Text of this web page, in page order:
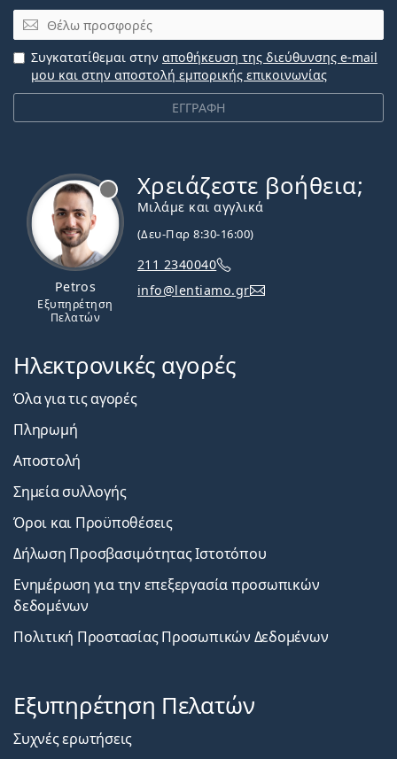
Email
ΕΓΓΡΑΦΗ
Συγκατατίθεμαι στην αποθήκευση της διεύθυνσης e-mail
μου και στην αποστολή εμπορικής επικοινωνίας
Petros
Εξυπηρέτηση
Πελατών
Χρειάζεστε βοήθεια;
Μιλάμε και αγγλικά
(Δευ-Παρ 8:30-16:00)
211 2340040
info@lentiamo.gr
Ηλεκτρονικές αγορές
Όλα για τις αγορές
Πληρωμή
Αποστολή
Σημεία συλλογής
Όροι και Προϋποθέσεις
Δήλωση Προσβασιμότητας Ιστοτόπου
Ενημέρωση για την επεξεργασία προσωπικών
δεδομένων
Πολιτική Προστασίας Προσωπικών Δεδομένων
Εξυπηρέτηση Πελατών
Συχνές ερωτήσεις